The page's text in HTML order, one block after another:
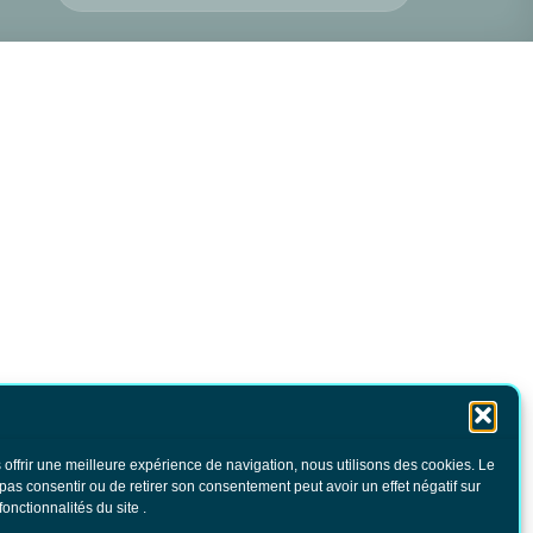
offrir une meilleure expérience de navigation, nous utilisons des cookies. Le
consentir ou de retirer son consentement peut avoir un effet négatif sur
du site .